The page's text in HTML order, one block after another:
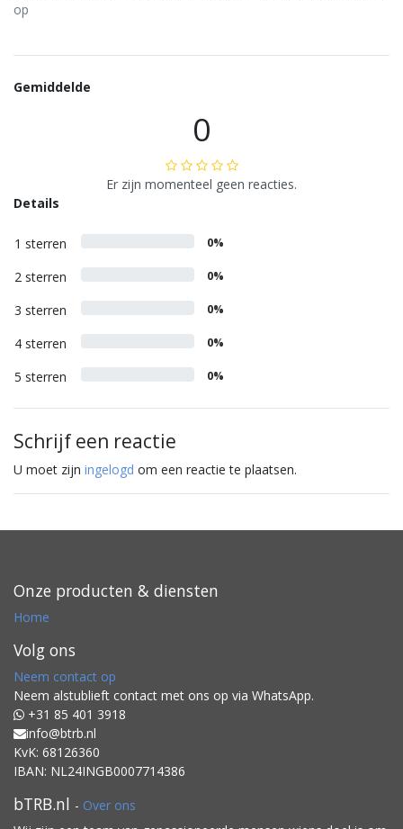
op
Gemiddelde
0
Er zijn momenteel geen reacties.
Details
1 sterren 0%
2 sterren 0%
3 sterren 0%
4 sterren 0%
5 sterren 0%
Schrijf een reactie
U moet zijn ingelogd om een reactie te plaatsen.
Onze producten & diensten
Home
Volg ons
Neem contact op
Neem alstublieft contact met ons op via WhatsApp.
+31 85 401 3918
info@btrb.nl
KvK: 68126360
IBAN: NL24INGB0007714386
bTRB.nl - Over ons